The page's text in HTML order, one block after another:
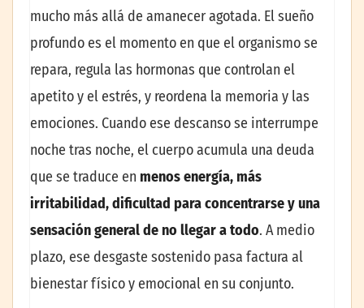
mucho más allá de amanecer agotada. El sueño
profundo es el momento en que el organismo se
repara, regula las hormonas que controlan el
apetito y el estrés, y reordena la memoria y las
emociones. Cuando ese descanso se interrumpe
noche tras noche, el cuerpo acumula una deuda
que se traduce en menos energía, más
irritabilidad, dificultad para concentrarse y una
sensación general de no llegar a todo. A medio
plazo, ese desgaste sostenido pasa factura al
bienestar físico y emocional en su conjunto.